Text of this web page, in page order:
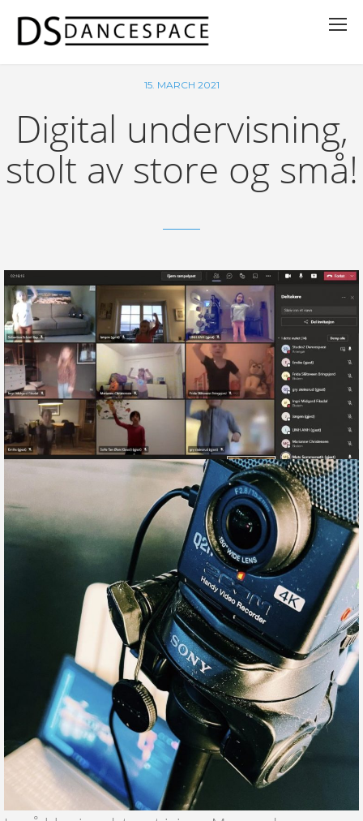
15. MARCH 2021
Digital undervisning,
stolt av store og små!